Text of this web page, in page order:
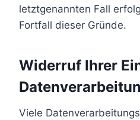
letztgenannten Fall
Fortfall dieser Gründe.
Widerruf Ihrer
Viele